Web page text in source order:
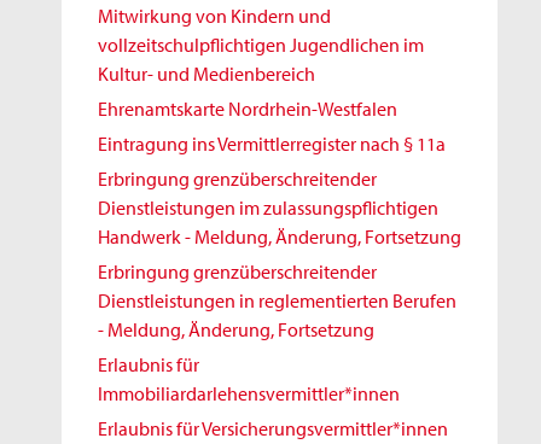
Mitwirkung von Kindern und
vollzeitschulpflichtigen Jugendlichen im
Kultur- und Medienbereich
Ehrenamtskarte Nordrhein-Westfalen
Eintragung ins Vermittlerregister nach § 11a
Erbringung grenzüberschreitender
Dienstleistungen im zulassungspflichtigen
Handwerk - Meldung, Änderung, Fortsetzung
Erbringung grenzüberschreitender
Dienstleistungen in reglementierten Berufen
- Meldung, Änderung, Fortsetzung
Erlaubnis für
Immobiliardarlehensvermittler*innen
Erlaubnis für Versicherungsvermittler*innen